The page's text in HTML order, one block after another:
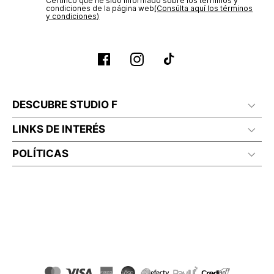
condiciones de la página web‎(Consúlta aquí los términos
y condiciones)
DESCUBRE STUDIO F
LINKS DE INTERÉS
POLÍTICAS